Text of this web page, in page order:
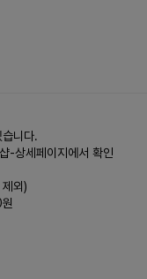
니다.
-상세페이지에서 확인
외)